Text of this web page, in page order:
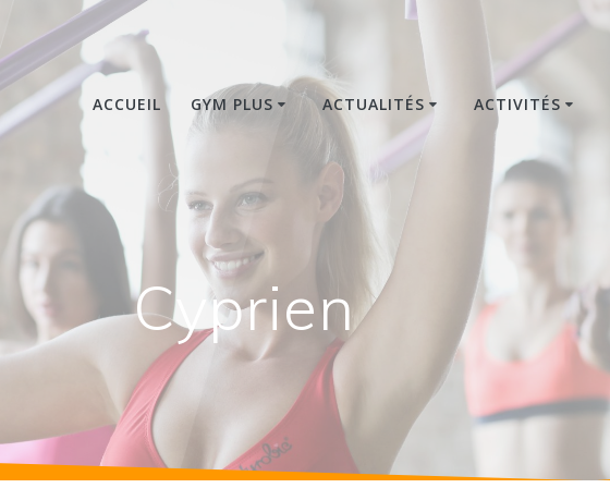
ACCUEIL GYM PLUS ACTUALITÉS ACTIVITÉS
Cyprien